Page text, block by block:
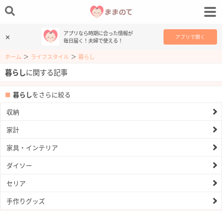
✕
アプリなら時期に合った情報が
毎日届く！夫婦で使える！
アプリで開く
ホーム ＞ ライフスタイル ＞ 暮らし
暮らしに関する記事
暮らしをさらに絞る
収納
家計
家具・インテリア
ダイソー
セリア
手作りグッズ